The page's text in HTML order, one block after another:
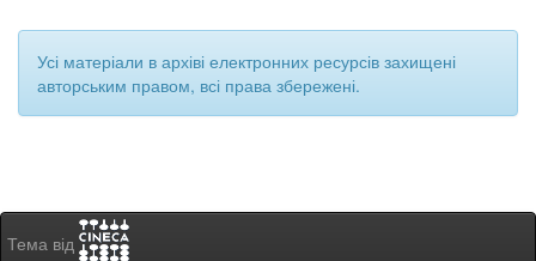
Усі матеріали в архіві електронних ресурсів захищені
авторським правом, всі права збережені.
Тема від